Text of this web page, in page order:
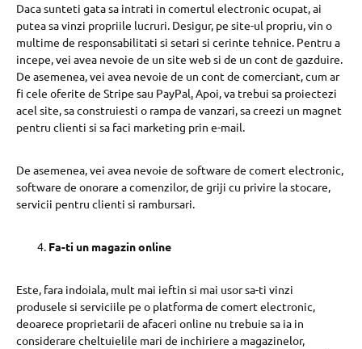
Daca sunteti gata sa intrati in comertul electronic ocupat, ai
putea sa vinzi propriile lucruri. Desigur, pe site-ul propriu, vin o
multime de responsabilitati si setari si cerinte tehnice. Pentru a
incepe, vei avea nevoie de un site web si de un cont de gazduire.
De asemenea, vei avea nevoie de un cont de comerciant, cum ar
fi cele oferite de Stripe sau PayPal.Apoi, va trebui sa proiectezi
acel site, sa construiesti o rampa de vanzari, sa creezi un magnet
pentru clienti si sa faci marketing prin e-mail.
De asemenea, vei avea nevoie de software de comert electronic,
software de onorare a comenzilor, de griji cu privire la stocare,
servicii pentru clienti si rambursari.
Fa-ti un magazin online
Este, fara indoiala, mult mai ieftin si mai usor sa-ti vinzi
produsele si serviciile pe o platforma de comert electronic,
deoarece proprietarii de afaceri online nu trebuie sa ia in
considerare cheltuielile mari de inchiriere a magazinelor,